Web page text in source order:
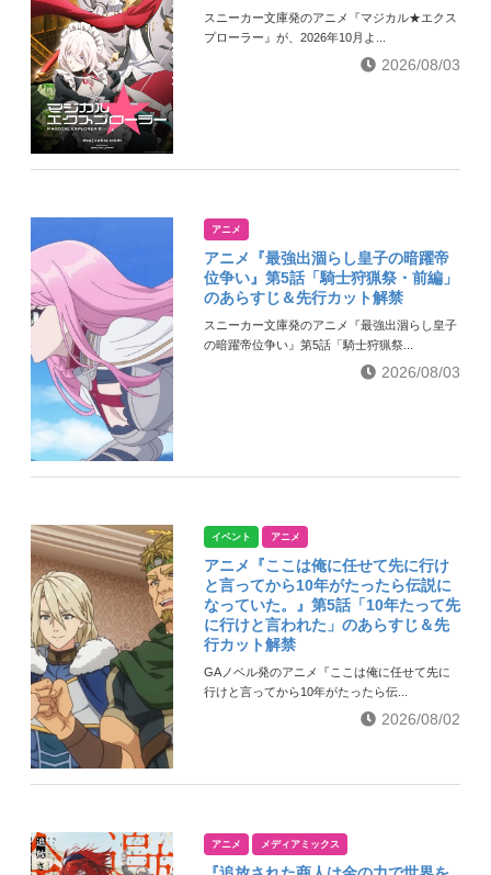
スニーカー文庫発のアニメ『マジカル★エクス
プローラー』が、2026年10月よ...
2026/08/03
アニメ
アニメ『最強出涸らし皇子の暗躍帝
位争い』第5話「騎士狩猟祭・前編」
のあらすじ＆先行カット解禁
スニーカー文庫発のアニメ『最強出涸らし皇子
の暗躍帝位争い』第5話「騎士狩猟祭...
2026/08/03
イベント アニメ
アニメ『ここは俺に任せて先に行け
と言ってから10年がたったら伝説に
なっていた。』第5話「10年たって先
に行けと言われた」のあらすじ＆先
行カット解禁
GAノベル発のアニメ『ここは俺に任せて先に
行けと言ってから10年がたったら伝...
2026/08/02
アニメ メディアミックス